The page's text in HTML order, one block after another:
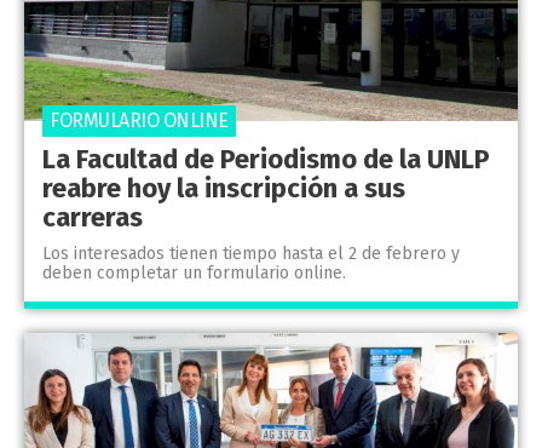
La Facultad de Periodismo de la UNLP
reabre hoy la inscripción a sus
carreras
Los interesados tienen tiempo hasta el 2 de febrero y
deben completar un formulario online.
FORMULARIO ONLINE